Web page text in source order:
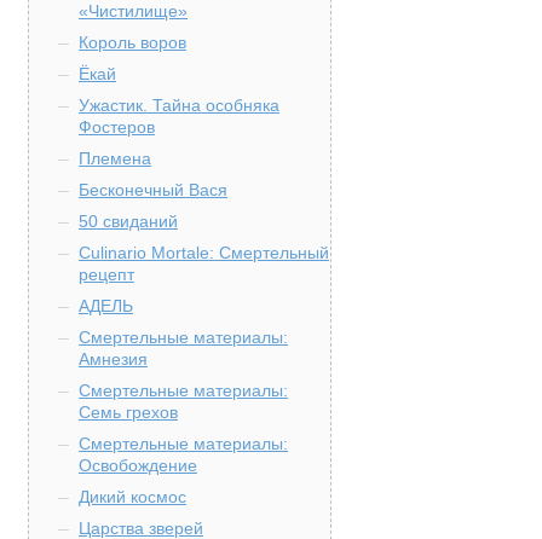
«Чистилище»
Король воров
Ёкай
Ужастик. Тайна особняка
Фостеров
Племена
Бесконечный Вася
50 свиданий
Culinario Mortale: Смертельный
рецепт
АДЕЛЬ
Смертельные материалы:
Амнезия
Смертельные материалы:
Семь грехов
Смертельные материалы:
Освобождение
Дикий космос
Царства зверей